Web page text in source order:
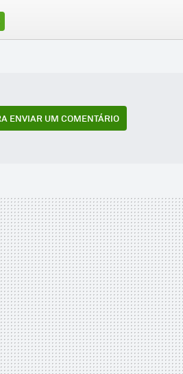
ENVIAR UM COMENTÁRIO